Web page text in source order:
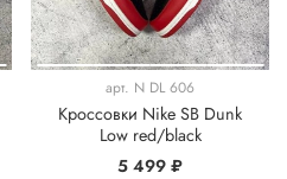
арт. N DL 606
Кроссовки Nike SB Dunk
Low red/black
5 499 ₽